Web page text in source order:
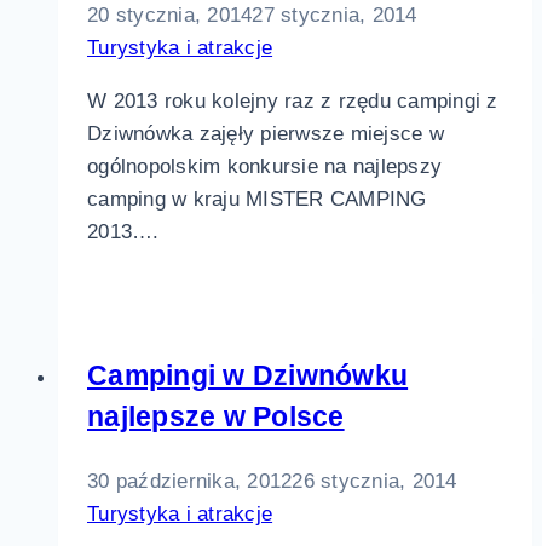
20 stycznia, 201427 stycznia, 2014
Turystyka i atrakcje
W 2013 roku kolejny raz z rzędu campingi z
Dziwnówka zajęły pierwsze miejsce w
ogólnopolskim konkursie na najlepszy
camping w kraju MISTER CAMPING
2013….
Campingi w Dziwnówku
najlepsze w Polsce
30 października, 201226 stycznia, 2014
Turystyka i atrakcje